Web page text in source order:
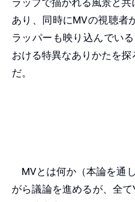
ラップで描かれる風景と
あり、同時にMVの視聴者
ラッパーも映り込んでい
おける特異なありかたを
だ。
MVとは何か（本論を通
がら議論を進めるが、全